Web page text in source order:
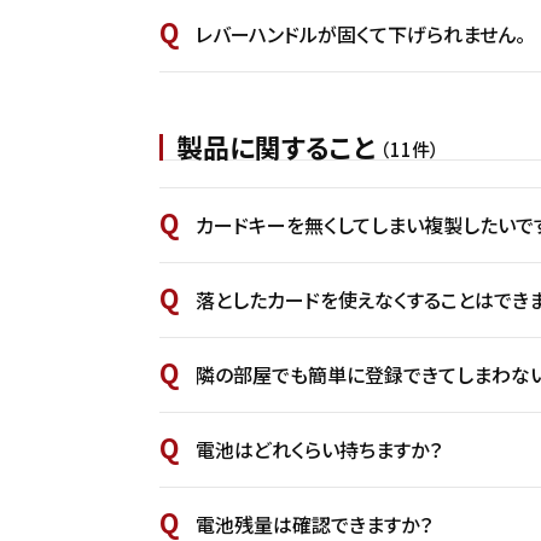
レバーハンドルが固くて下げられません。
製品に関すること （11件）
カードキーを無くしてしまい複製したいで
落としたカードを使えなくすることはでき
隣の部屋でも簡単に登録できてしまわな
電池はどれくらい持ちますか？
電池残量は確認できますか？